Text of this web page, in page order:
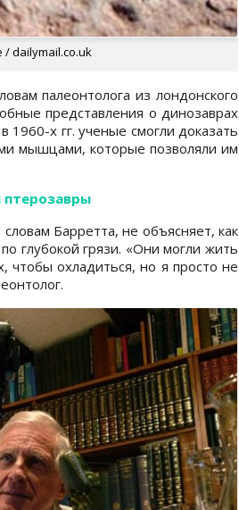
dailymail.co.uk
палеонтолога из лондонского
представления о динозаврах
х гг. ученые смогли доказать
мышцами, которые позволяли им
птерозавры
Барретта, не объясняет, как
глубокой грязи. «Они могли жить
охладиться, но я просто не